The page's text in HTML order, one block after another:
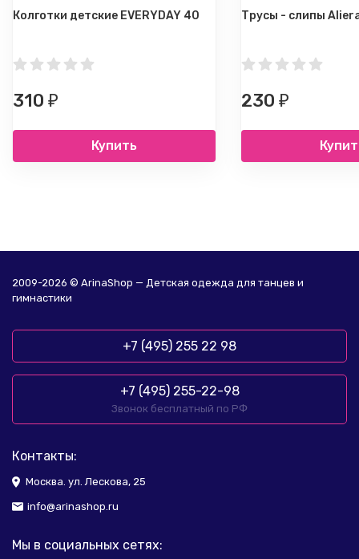
Колготки детские EVERYDAY 40
310 ₽
Купить
Трусы - слипы
230 ₽
2009-2026 © ArinaShop — Детская одежда для танцев и
гимнастики
+7 (495) 255 22 98
+7 (495) 255-22-98
Звонок бесплатный по РФ
Контакты:
Москва. ул. Лескова, 25
info@arinashop.ru
Мы в социальных сетях: